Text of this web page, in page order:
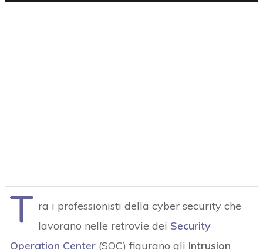
T ra i professionisti della cyber security che
lavorano nelle retrovie dei Security
Operation Center (SOC) figurano gli Intrusion